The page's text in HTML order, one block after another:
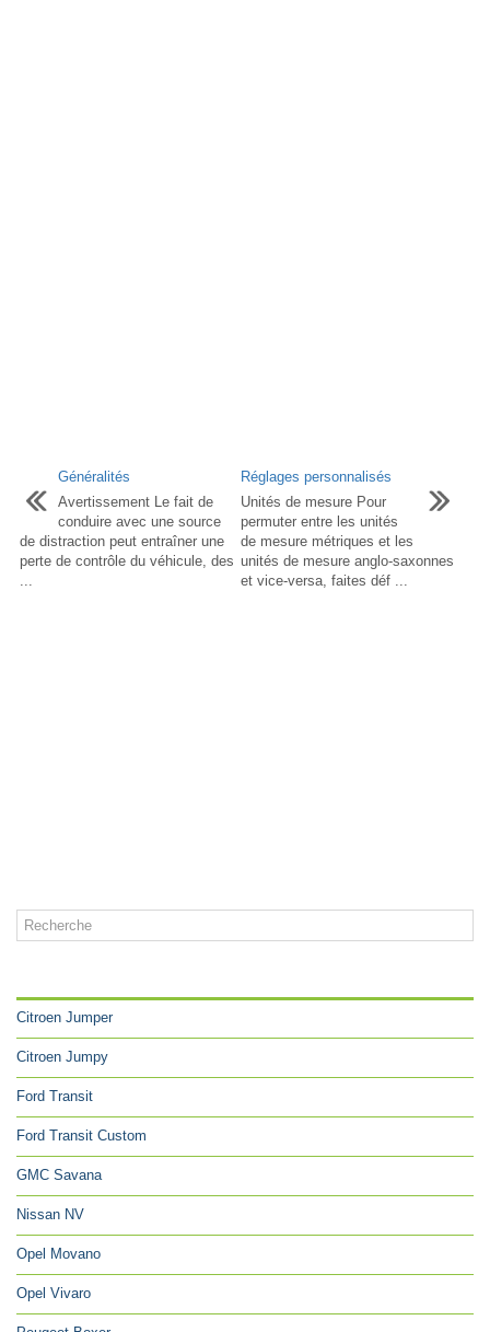
Généralités
Avertissement Le fait de
conduire avec une source
de distraction peut entraîner une
perte de contrôle du véhicule, des
...
Réglages personnalisés
Unités de mesure Pour
permuter entre les unités
de mesure métriques et les
unités de mesure anglo-saxonnes
et vice-versa, faites déf ...
Citroen Jumper
Citroen Jumpy
Ford Transit
Ford Transit Custom
GMC Savana
Nissan NV
Opel Movano
Opel Vivaro